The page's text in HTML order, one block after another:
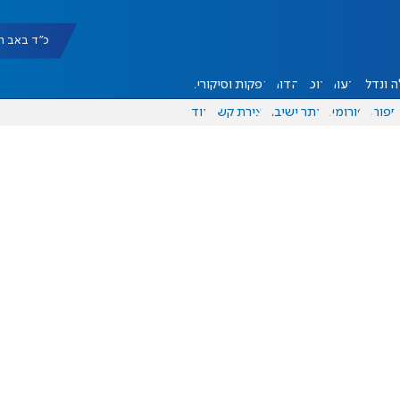
כ"ד באב תשפ"ו
ונדל"ן דעות אוכל יהדות הפקות וסיקורים
ספורט פורומים אתר ישיבה יצירת קשר עוד